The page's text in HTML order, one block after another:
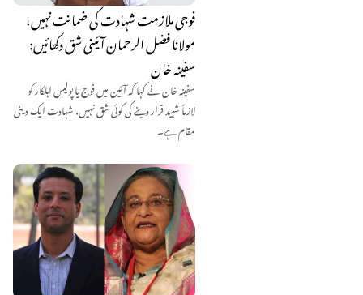
فوجی ملازمت شہادت کی ضمانت نہیں،
مولانا فضل الرحمان آئینی شق دکھائیں:
سفینہ خان
سفینہ خان نے کہا کہ آئین میں فوج یا پولیس اہلکار کو
لازماً شہید قرار دینے کی کوئی شق نہیں، شہادت ایک دینی
مقام ہے۔